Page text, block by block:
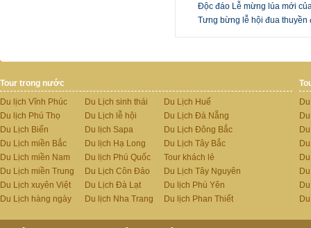
Độc đáo Lễ mừng lúa mới
Tưng bừng lễ hội đua
Tour trong nước
Du lịch Vĩnh Phúc
Du lịch Phú Thọ
Du Lịch Biển
Du Lịch miền Bắc
Du Lịch miền Nam
Du Lịch miền Trung
Du Lịch xuyên Việt
Du Lịch hàng ngày
Du Lịch sinh thái
Du Lịch lễ hội
Du lịch Sapa
Du lịch Hạ Long
Du lịch Phú Quốc
Du Lịch Côn Đảo
Du Lịch Đà Lạt
Du lịch Nha Trang
Du Lịch Huế
Du Lịch Đà Nẵng
Du Lịch Đông Bắc
Du Lịch Tây Bắc
Tour khách lẻ
Du Lịch Tây Nguyên
Du lịch Phú Yên
Du lịch Phan Thiết